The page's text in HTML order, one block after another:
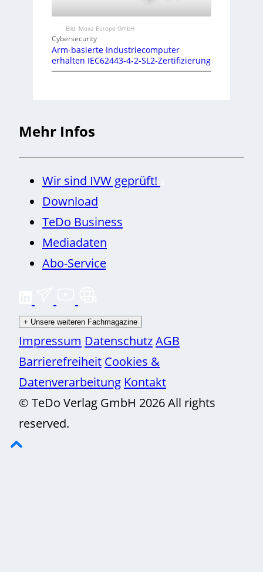
Bild: Moxa Europe GmbH
Cybersecurity
Arm-basierte Industriecomputer
erhalten IEC62443-4-2-SL2-Zertifizierung
Mehr Infos
Wir sind IVW geprüft!
Download
TeDo Business
Mediadaten
Abo-Service
+ Unsere weiteren Fachmagazine
Impressum DatenschutzAGB
Barrierefreiheit Cookies &
Datenverarbeitung Kontakt
© TeDo Verlag GmbH 2026 All rights
reserved.